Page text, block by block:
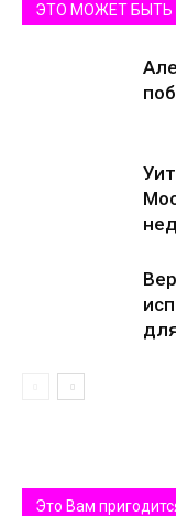
ЭТО МОЖЕТ БЫТЬ
Это Вам